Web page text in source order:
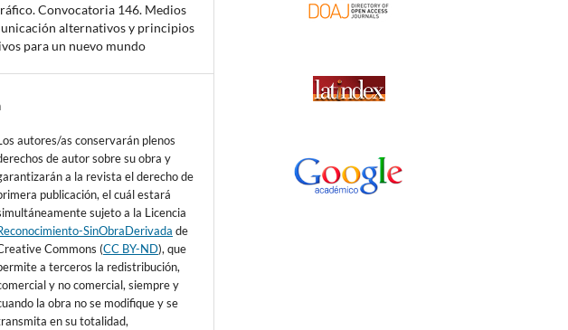
Convocatoria 146. Medios
alternativos y principios
para un nuevo mundo
autores/as conservarán plenos
de autor sobre su obra y
a la revista el derecho de
publicación, el cuál estará
sujeto a la Licencia
SinObraDerivada de
Commons (CC BY-ND), que
a terceros la redistribución,
y no comercial, siempre y
la obra no se modifique y se
en su totalidad,